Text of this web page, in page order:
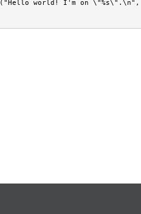
("Hello world! I'm on \"%s\".\n",